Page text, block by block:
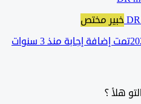
مختص
تمت إضافة إجابة منذ 3 سنوات
؟